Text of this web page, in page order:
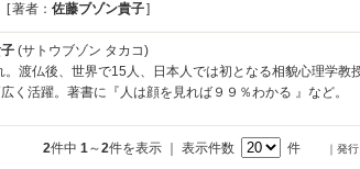
[ 著者： 佐藤ブゾン貴子]
(サトウブゾン タカコ)
。渡仏後、世界で15人、日本人では初となる相貌心理学
く活躍。著書に『人は顔を見れば９９％わかる 』など。
2件中 1～2件を表示 ｜ 表示件数 件 ｜発